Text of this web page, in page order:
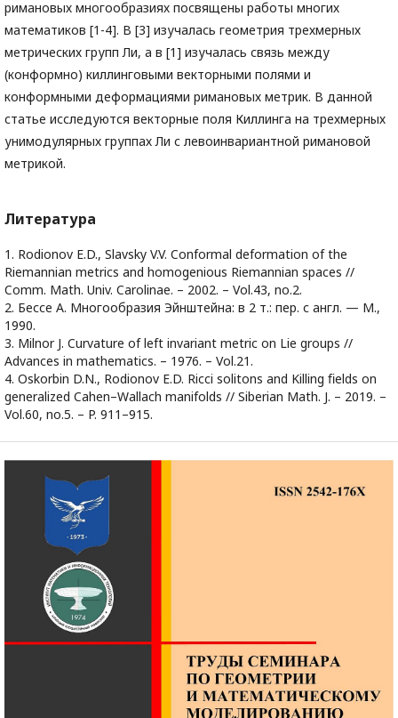
римановых многообразиях посвящены работы многих
математиков [1-4]. В [3] изучалась геометрия трехмерных
метрических групп Ли, а в [1] изучалась связь между
(конформно) киллинговыми векторными полями и
конформными деформациями римановых метрик. В данной
статье исследуются векторные поля Киллинга на трехмерных
унимодулярных группах Ли с левоинвариантной римановой
метрикой.
Литература
1. Rodionov E.D., Slavsky V.V. Conformal deformation of the
Riemannian metrics and homogenious Riemannian spaces //
Comm. Math. Univ. Carolinae. – 2002. – Vol.43, no.2.
2. Бессе А. Многообразия Эйнштейна: в 2 т.: пер. с англ. — М.,
1990.
3. Milnor J. Curvature of left invariant metric on Lie groups //
Advances in mathematics. – 1976. – Vol.21.
4. Oskorbin D.N., Rodionov E.D. Ricci solitons and Killing ﬁelds on
generalized Cahen–Wallach manifolds // Siberian Math. J. – 2019. –
Vol.60, no.5. – P. 911–915.